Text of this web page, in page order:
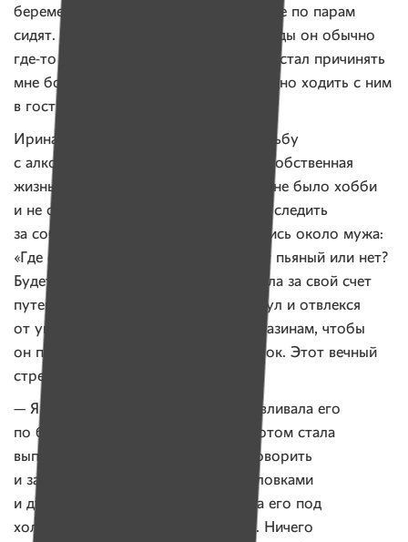
беременна первым ребенком, а там все по парам
сидят. В такие важные для меня периоды он обычно
где-то употреблял. Алкоголизм мужа стал причинять
мне боль. Постепенно мне стало стыдно ходить с ним
в гости и звать друзей к нам домой.
Ирина все свои силы бросила на борьбу
с алкогольной зависимостью мужа. Собственная
жизнь ее уже не интересовала. У нее не было хобби
и не осталось подруг, она перестала следить
за собой. Все мысли в голове вертелись около мужа:
«Где он? Что делает? Сегодня придет пьяный или нет?
Будет ли скандал?» Женщина покупала за свой счет
путевки на море, чтобы муж отдохнул и отвлекся
от употребления. Водила его по магазинам, чтобы
он получил радость от новых покупок. Этот вечный
стресс был похож на безумие.
— Я стала жить жизнью мужа. Вылавливала его
по барам и просила идти домой. Потом стала
выпивать вместе с ним, чтобы разговорить
и заставить бросить хитростями, уловками
и душевными разговорами. Бросала его под
холодный душ. Вызывала милицию. Ничего